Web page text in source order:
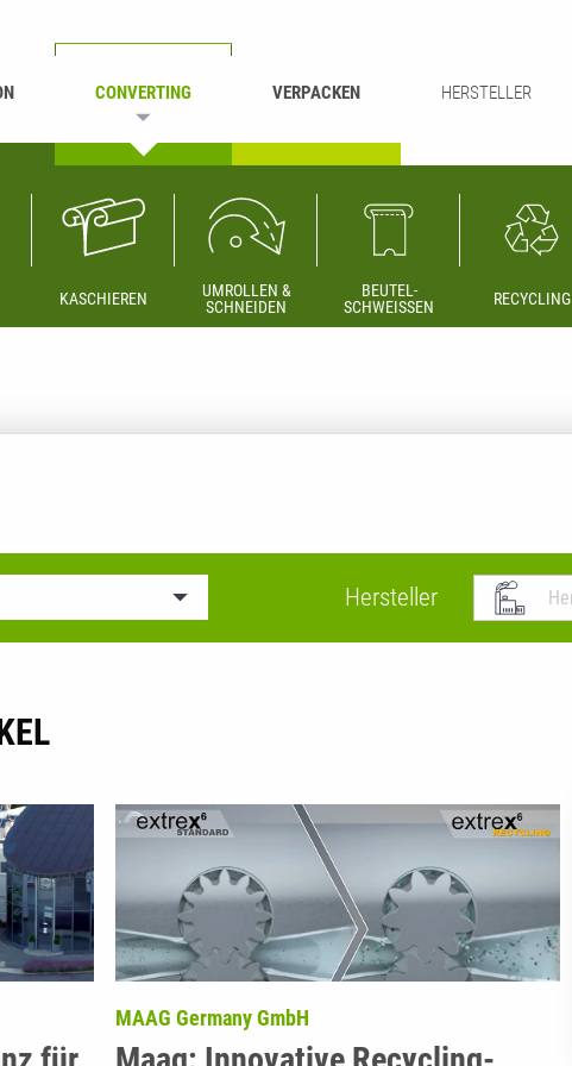
CONVERTING
KASCHIEREN
UMROLLEN &
SCHNEIDEN
BEUTEL-
SCHWEISSEN
RECYCLING
VERPACKEN HERSTELLER
Hersteller
MAAG Germany GmbH